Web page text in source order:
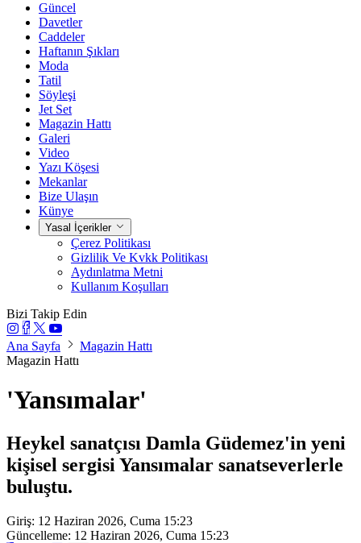
Güncel
Davetler
Caddeler
Haftanın Şıkları
Moda
Tatil
Söyleşi
Jet Set
Magazin Hattı
Galeri
Video
Yazı Köşesi
Mekanlar
Bize Ulaşın
Künye
Yasal İçerikler
Çerez Politikası
Gizlilik Ve Kvkk Politikası
Aydınlatma Metni
Kullanım Koşulları
Bizi Takip Edin
Ana Sayfa
Magazin Hattı
Magazin Hattı
'Yansımalar'
Heykel sanatçısı Damla Güdemez'in yeni
kişisel sergisi Yansımalar sanatseverlerle
buluştu.
Giriş: 12 Haziran 2026, Cuma 15:23
Güncelleme: 12 Haziran 2026, Cuma 15:23